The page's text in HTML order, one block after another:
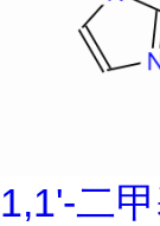
1,1'-二